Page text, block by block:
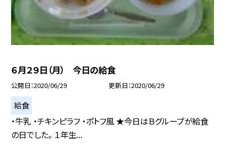
６月２９日（月） 今日の給食
公開日 2020/06/29 更新日 2020/06/29
給食
・牛乳 ・チキンピラフ ・ポトフ風 ★今日はＢグループが給食
の日でした。 １年生...